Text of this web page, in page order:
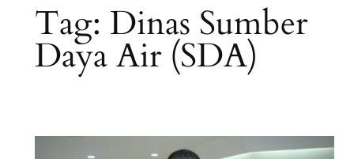
Tag: Dinas Sumber
Daya Air (SDA)